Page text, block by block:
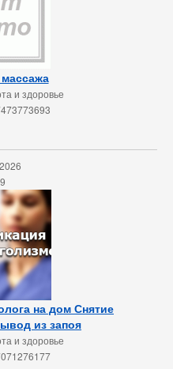
и здоровье
на дом Снятие
из запоя
и здоровье